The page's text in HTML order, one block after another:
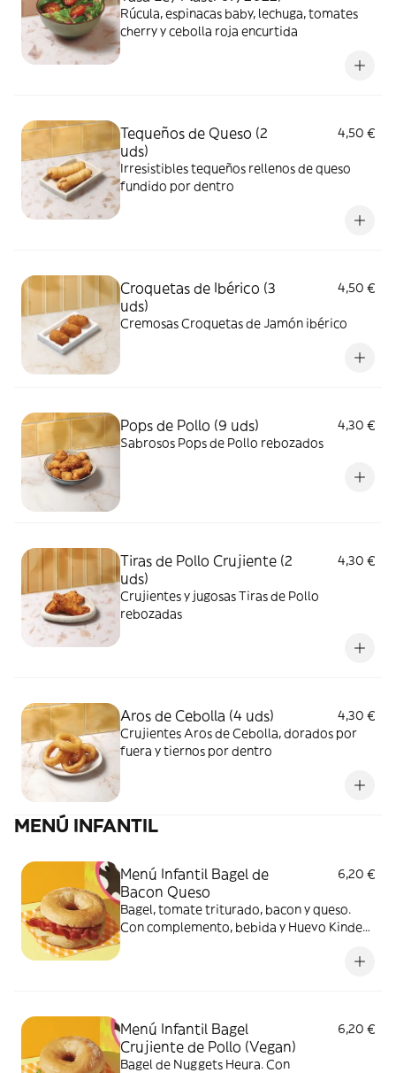
Rúcula, espinacas baby, lechuga, tomates
cherry y cebolla roja encurtida
Tequeños de Queso (2
uds)
4,50 €
Irresistibles tequeños rellenos de queso
fundido por dentro
Croquetas de Ibérico (3
uds)
4,50 €
Cremosas Croquetas de Jamón ibérico
Pops de Pollo (9 uds)
4,30 €
Sabrosos Pops de Pollo rebozados
Tiras de Pollo Crujiente (2
uds)
4,30 €
Crujientes y jugosas Tiras de Pollo
rebozadas
Aros de Cebolla (4 uds)
4,30 €
Crujientes Aros de Cebolla, dorados por
fuera y tiernos por dentro
MENÚ INFANTIL
Menú Infantil Bagel de
Bacon Queso
6,20 €
Bagel, tomate triturado, bacon y queso.
Con complemento, bebida y Huevo Kinder
Menú Infantil Bagel
Crujiente de Pollo (Vegan)
6,20 €
Bagel de Nuggets Heura. Con